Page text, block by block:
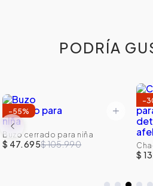
PODRÍA
-55%
Buzo cerrado para niña
$ 47.695$ 105.990
-
con
$